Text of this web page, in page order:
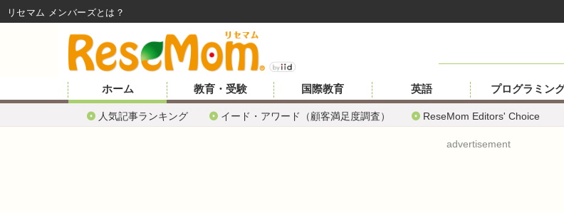
ホーム
人気記事ランキング イード・アワード（顧客満足度調査） ReseMom Editors' Choice
教育・受験 国際教育 英語 プログラミン
advertisement
リセマム メンバーズ